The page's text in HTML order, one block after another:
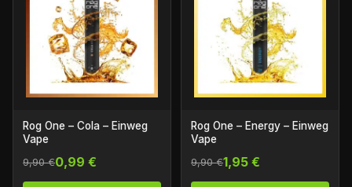
Rog One – Cola – Einweg
Vape
9,90 €0,99 €
Rog One – Energy – Einweg
Vape
9,90 €1,95 €